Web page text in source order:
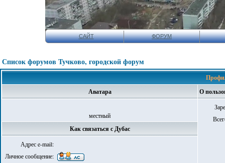
САЙТ ФОРУМ
Список форумов Тучково, городской форум
Аватара
О
местный
Как связаться с Дубас
Адрес e-mail:
Личное сообщение: